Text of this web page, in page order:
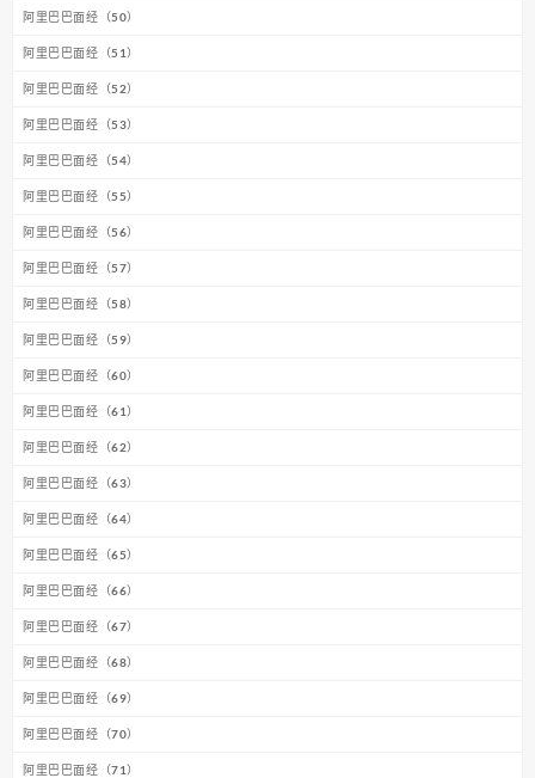
阿里巴巴面经（50）
阿里巴巴面经（51）
阿里巴巴面经（52）
阿里巴巴面经（53）
阿里巴巴面经（54）
阿里巴巴面经（55）
阿里巴巴面经（56）
阿里巴巴面经（57）
阿里巴巴面经（58）
阿里巴巴面经（59）
阿里巴巴面经（60）
阿里巴巴面经（61）
阿里巴巴面经（62）
阿里巴巴面经（63）
阿里巴巴面经（64）
阿里巴巴面经（65）
阿里巴巴面经（66）
阿里巴巴面经（67）
阿里巴巴面经（68）
阿里巴巴面经（69）
阿里巴巴面经（70）
阿里巴巴面经（71）